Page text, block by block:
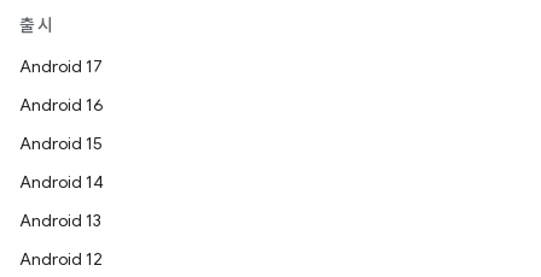
출시
Android 17
Android 16
Android 15
Android 14
Android 13
Android 12